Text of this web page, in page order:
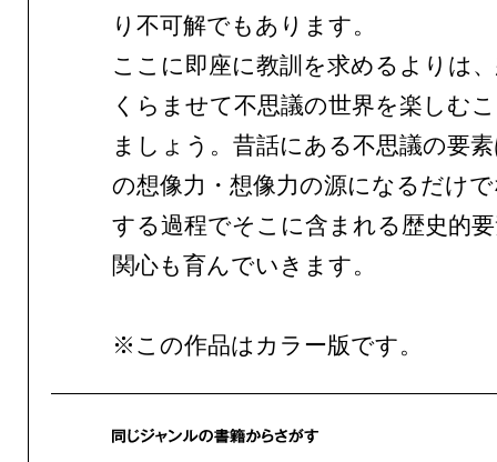
り不可解でもあります。
ここに即座に教訓を求めるよりは
くらませて不思議の世界を楽しむ
ましょう。昔話にある不思議の要
の想像力・想像力の源になるだけ
する過程でそこに含まれる歴史的
関心も育んでいきます。
※この作品はカラー版です。